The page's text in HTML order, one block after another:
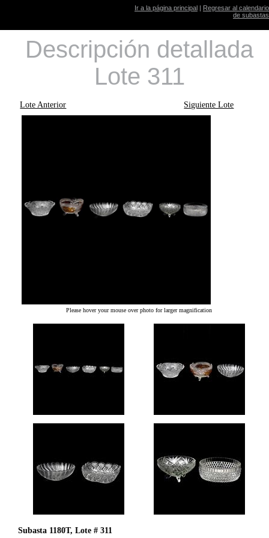
Ir a la página principal | Regresar al calendario
de subastas
Descripción detallada
Lote 311
Lote Anterior Siguiente Lote
Please hover your mouse over photo for larger magnification
Subasta 1180T, Lote # 311